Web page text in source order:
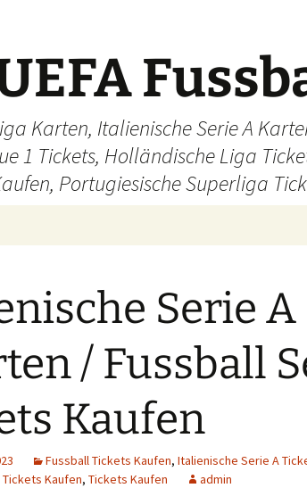
Karten, Italienische Serie A
1 Tickets, Holländische Liga
Portugiesische Superliga
Serie A
/ Fussball
Kaufen
Fussball Tickets Kaufen, Italienische Serie A
Tickets Kaufen, Tickets Kaufen admin